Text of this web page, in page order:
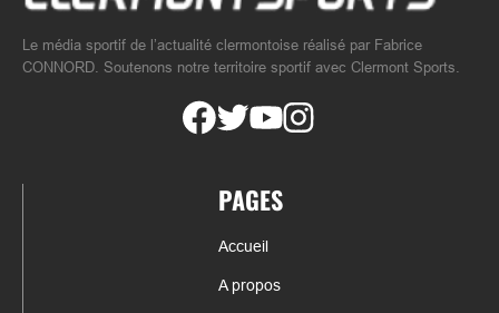
Le média sportif de l’actualité clermontoise réalisé par Fabrice
CONNORD. Soutenons notre territoire sportif avec Clermont Sports.
PAGES
Accueil
A propos